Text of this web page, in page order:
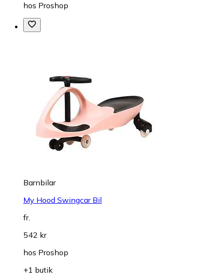
hos Proshop
Barnbilar
My Hood Swingcar Bil
fr.
542 kr
hos Proshop
+1 butik